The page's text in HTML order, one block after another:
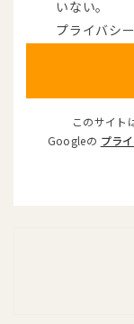
いない。
プライバシ
このサイト
Googleの プラ